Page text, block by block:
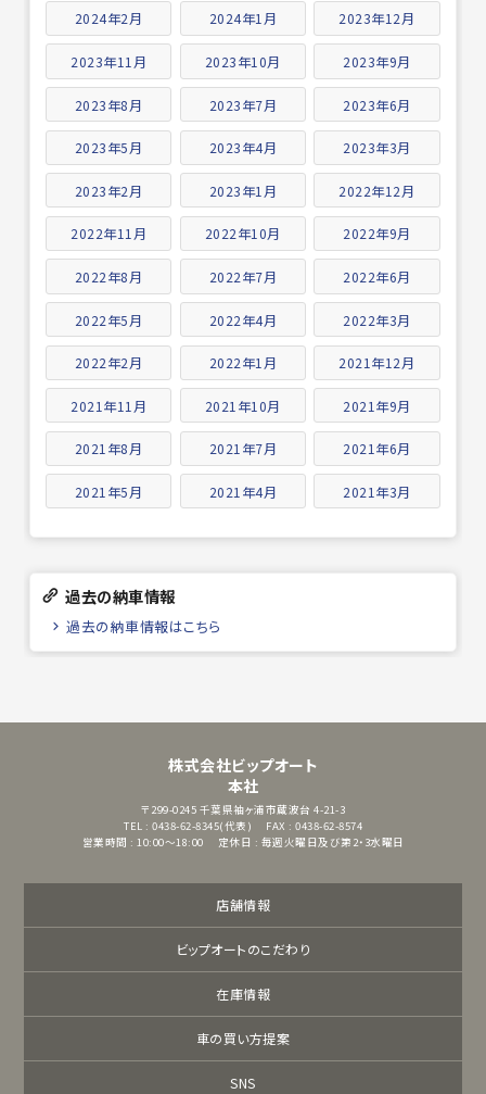
2024年2月 2024年1月 2023年12月
2023年11月 2023年10月 2023年9月
2023年8月 2023年7月 2023年6月
2023年5月 2023年4月 2023年3月
2023年2月 2023年1月 2022年12月
2022年11月 2022年10月 2022年9月
2022年8月 2022年7月 2022年6月
2022年5月 2022年4月 2022年3月
2022年2月 2022年1月 2021年12月
2021年11月 2021年10月 2021年9月
2021年8月 2021年7月 2021年6月
2021年5月 2021年4月 2021年3月
過去の納車情報
過去の納車情報はこちら
株式会社ビップオート
本社
〒299-0245 千葉県袖ヶ浦市蔵波台 4-21-3
TEL : 0438-62-8345(代表)
FAX : 0438-62-8574
営業時間 : 10:00～18:00
定休日 : 毎週火曜日及び第2・3水曜日
店舗情報
ビップオートのこだわり
在庫情報
車の買い方提案
SNS